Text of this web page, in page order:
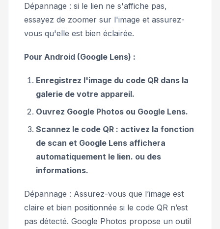
Dépannage : si le lien ne s'affiche pas,
essayez de zoomer sur l'image et assurez-
vous qu'elle est bien éclairée.
Pour Android (Google Lens) :
Enregistrez l'image du code QR dans la
galerie de votre appareil.
Ouvrez Google Photos ou Google Lens.
Scannez le code QR : activez la fonction
de scan et Google Lens affichera
automatiquement le lien. ou des
informations.
Dépannage : Assurez-vous que l’image est
claire et bien positionnée si le code QR n’est
pas détecté. Google Photos propose un outil